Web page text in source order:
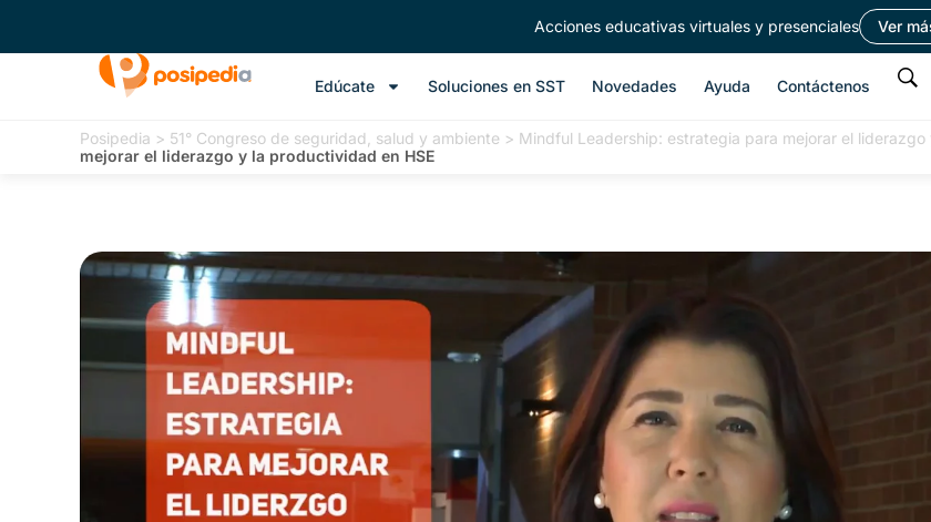
Acciones educativas virtuales y presenciales Ver
Edúcate Soluciones en SST Novedades Ayuda Contáctenos
Posipedia > 51° Congreso de seguridad, salud y ambiente > Mindful Leadership: estrategia para mejorar el
mejorar el liderazgo y la productividad en HSE